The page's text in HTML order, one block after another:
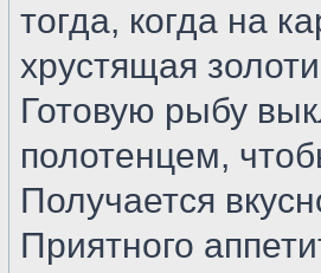
тогда, когда на
хрустящая
Готовую рыбу
полотенцем,
Получается
Приятного